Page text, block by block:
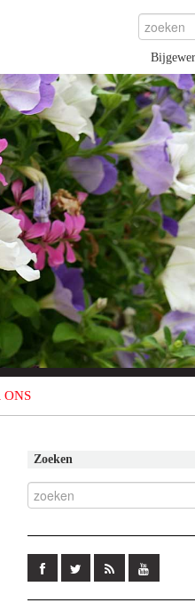
ONS
Zoeken